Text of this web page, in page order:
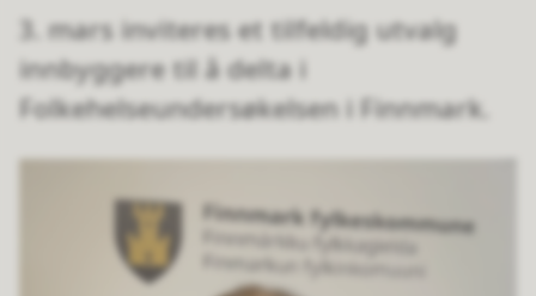
3. mars inviteres et tilfeldig utvalg
innbyggere til å delta i
Folkehelseundersøkelsen i Finnmark.